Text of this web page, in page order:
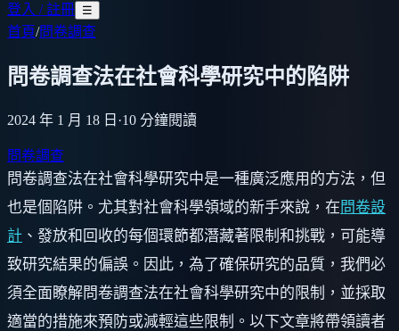
登入 / 註冊 ☰
首頁/問卷調查
問卷調查法在社會科學研究中的陷阱
2024 年 1 月 18 日 ·10 分鐘閱讀
問卷調查
問卷調查法在社會科學研究中是一種廣泛應用的方法，但
也是個陷阱。尤其對社會科學領域的新手來說，在問卷設
計 、發放和回收的每個環節都潛藏著限制和挑戰，可能導
致研究結果的偏誤。因此，為了確保研究的品質，我們必
須全面瞭解問卷調查法在社會科學研究中的限制，並採取
適當的措施來預防或減輕這些限制。以下文章將帶領讀者